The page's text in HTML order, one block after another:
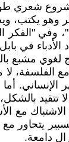
شعري
وهو
"الفكر
في
مشبع
الإنساني.
تتقيد
مع
مع
دامعة.